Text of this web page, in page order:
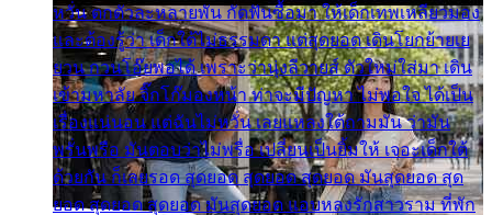
หวั่น ตกตัวละหลายพัน กัดฟันซื้อมา ให้เด็กเทพเหลียวมอง
และต้องรู้ว่า เด็กใต้ไม่ธรรมดา แต่สุดยอด เดินโยกย้ายเย
ยวน กวนโอ๊ยพอได้ เพราะว่านุ่งลีวายส์ ตัวใหม่ใส่มา เดิน
เข้ามหาลัย จิ๊กโก๊มองหน้า ท่าจะมีปัญหา ไม่พอใจ ได้เป็น
เรื่องแน่นอน แต่ฉันไม่หวั่น เลยแหลงใต้ถามมัน ว่ามัน
พรั่นพรือ มันตอบว่าไม่พรื่อ เปลี่ยนเป็นยิ้มให้ เจอะเด็กใต้
ด้วยกัน ก็เลยรอด สุดยอด สุดยอด สุดยอด มันสุดยอด สุด
ยอด สุดยอด สุดยอด มันสุดยอด แอบหลงรักสาวราม ที่พัก